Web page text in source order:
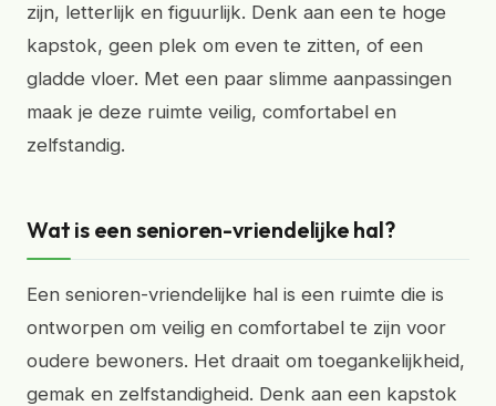
zijn, letterlijk en figuurlijk. Denk aan een te hoge
kapstok, geen plek om even te zitten, of een
gladde vloer. Met een paar slimme aanpassingen
maak je deze ruimte veilig, comfortabel en
zelfstandig.
Wat is een senioren-vriendelijke hal?
Een senioren-vriendelijke hal is een ruimte die is
ontworpen om veilig en comfortabel te zijn voor
oudere bewoners. Het draait om toegankelijkheid,
gemak en zelfstandigheid. Denk aan een kapstok